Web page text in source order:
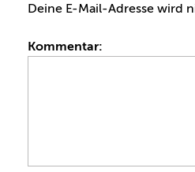
Deine E-Mail-Adresse wird
Kommentar: